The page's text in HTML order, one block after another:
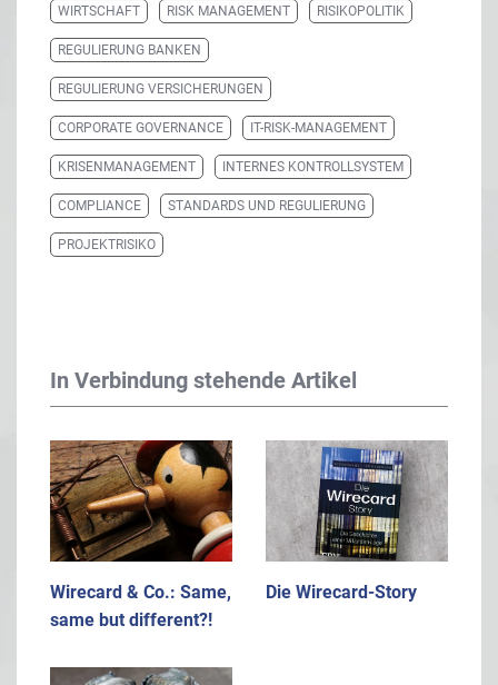
WIRTSCHAFT RISK MANAGEMENT RISIKOPOLITIK
REGULIERUNG BANKEN
REGULIERUNG VERSICHERUNGEN
CORPORATE GOVERNANCE IT-RISK-MANAGEMENT
KRISENMANAGEMENT INTERNES KONTROLLSYSTEM
COMPLIANCE STANDARDS UND REGULIERUNG
PROJEKTRISIKO
In Verbindung stehende Artikel
Wirecard & Co.: Same,
same but different?!
Die Wirecard-Story